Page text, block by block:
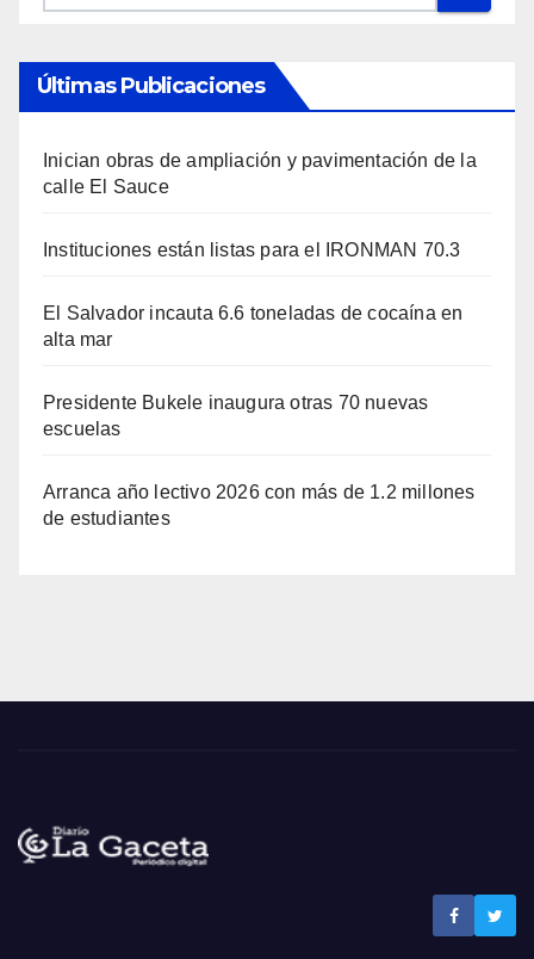
Últimas Publicaciones
Inician obras de ampliación y pavimentación de la
calle El Sauce
Instituciones están listas para el IRONMAN 70.3
El Salvador incauta 6.6 toneladas de cocaína en
alta mar
Presidente Bukele inaugura otras 70 nuevas
escuelas
Arranca año lectivo 2026 con más de 1.2 millones
de estudiantes